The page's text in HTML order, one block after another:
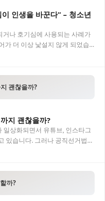
인생을 바꾼다” – 청소년
나 호기심에 사용되는 사례가
가 더 이상 낯설지 않게 되었습
범…
괜찮을까?
지 괜찮을까?
일상화되면서 유튜브, 인스타그
있습니다. 그러나 공직선거법은
특정…
까?